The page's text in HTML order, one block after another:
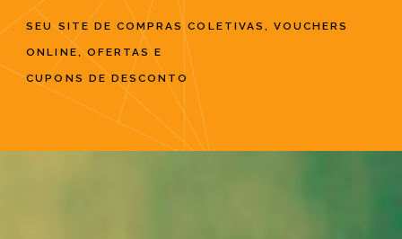
SEU SITE DE COMPRAS COLETIVAS, VOUCHERS
ONLINE, OFERTAS E
CUPONS DE DESCONTO